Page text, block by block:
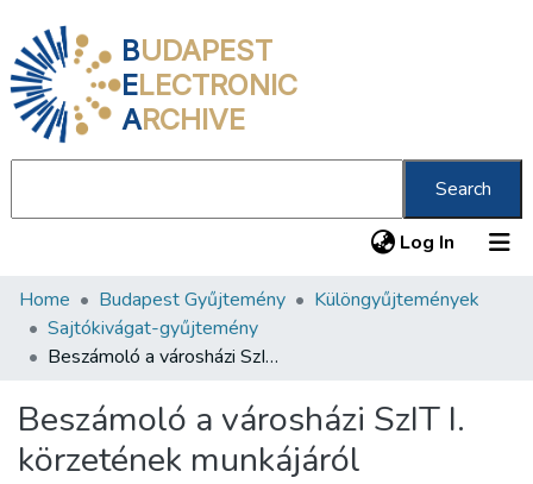
BUDAPEST
ELECTRONIC
ARCHIVE
Search
Log In (current)
Communities & Collections
All of DSpace
About us
Home Budapest Gyűjtemény
Különgyűjtemények
Sajtókivágat-gyűjtemény
Beszámoló a városházi SzIT I. körzetének munkájáról
Beszámoló a városházi SzIT I.
körzetének munkájáról